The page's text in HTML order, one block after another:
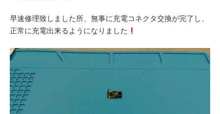
早速修理致しました所、無事に充電コネクタ交換が完了し、
正常に充電出来るようになりました